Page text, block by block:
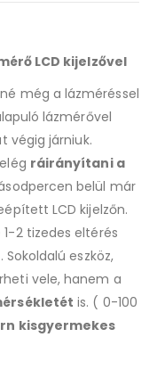
LCD kijelzővel
még a lázméréssel
lázmérővel
végig járniuk.
ráirányítani a
belül már
LCD kijelzőn.
2 tizedes eltérés
eszköz,
vele, hanem a
is. ( 0-100
kisgyermekes